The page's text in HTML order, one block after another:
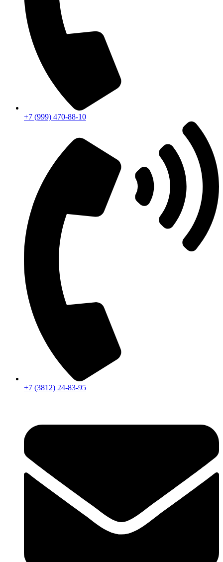
+7 (999) 470-88-10
+7 (3812) 24-83-95